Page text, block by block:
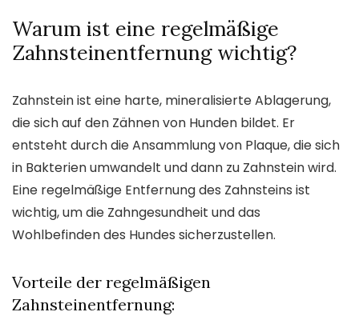
Warum ist eine regelmäßige
Zahnsteinentfernung wichtig?
Zahnstein ist eine harte, mineralisierte Ablagerung,
die sich auf den Zähnen von Hunden bildet. Er
entsteht durch die Ansammlung von Plaque, die sich
in Bakterien umwandelt und dann zu Zahnstein wird.
Eine regelmäßige Entfernung des Zahnsteins ist
wichtig, um die Zahngesundheit und das
Wohlbefinden des Hundes sicherzustellen.
Vorteile der regelmäßigen
Zahnsteinentfernung: